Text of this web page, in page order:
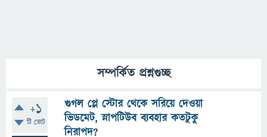
সম্পর্কিত প্রশ্নগুচ্ছ
+1
টি ভোট
গুগল প্লে স্টোর থেকে সরিয়ে দেওয়া
ভিডমেট, স্নাপটিউব ব্যবহার কতটুকু
নিরাপদ?